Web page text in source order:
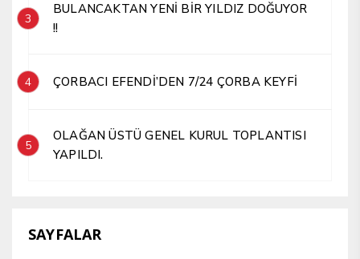
3
BULANCAKTAN YENİ BİR YILDIZ DOĞUYOR
!!
4 ÇORBACI EFENDİ’DEN 7/24 ÇORBA KEYFİ
5
OLAĞAN ÜSTÜ GENEL KURUL TOPLANTISI
YAPILDI.
SAYFALAR